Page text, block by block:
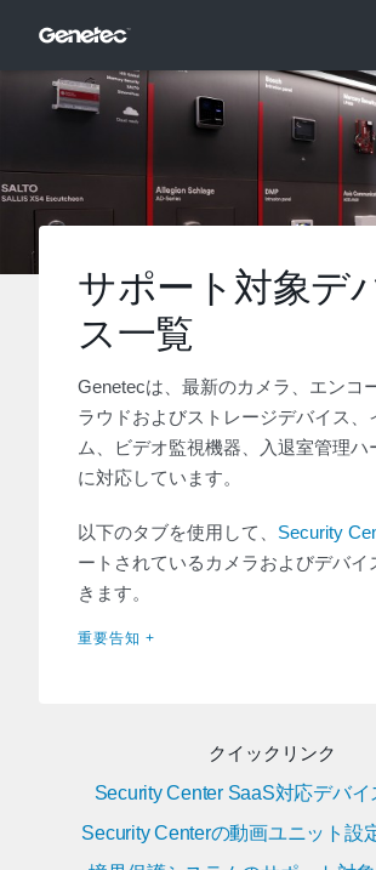
サポート対象デ
ス一覧
Genetecは、最新のカメラ、エンコ
ラウドおよびストレージデバイス、
ム、ビデオ監視機器、入退室管理ハ
に対応しています。
以下のタブを使用して、 Security
ートされているカメラおよびデバイ
きます。
重要告知 +
クイックリンク
Security Center SaaS対応デバイ
Security Centerの動画ユニット設